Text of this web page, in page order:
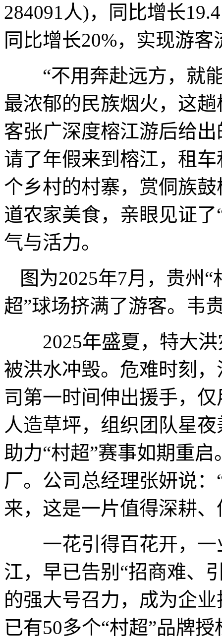
284091人)，同比增长
同比增长20%，实现游
“不用奔赴远方，就能
最浓郁的民族烟火，这
客张广深度榕江游后给
请了年假来到榕江，租
个乡村的村寨，赏侗族
道农家美食，亲眼见证
气与活力。
图为2025年7月，贵州
超”球场挤满了游客。韦
2025年盛夏，特大洪
被洪水冲毁。危难时刻
司第一时间伸出援手，
人造草坪，组织团队星
助力“村超”赛事如期重
厂。公司总经理张妍说
来，这是一片值得深耕
一花引得百花开，一
江，早已告别“招商难、
的强大号召力，成为企
已有50多个“村超”品牌